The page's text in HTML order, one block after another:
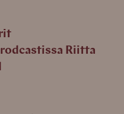
Riitta